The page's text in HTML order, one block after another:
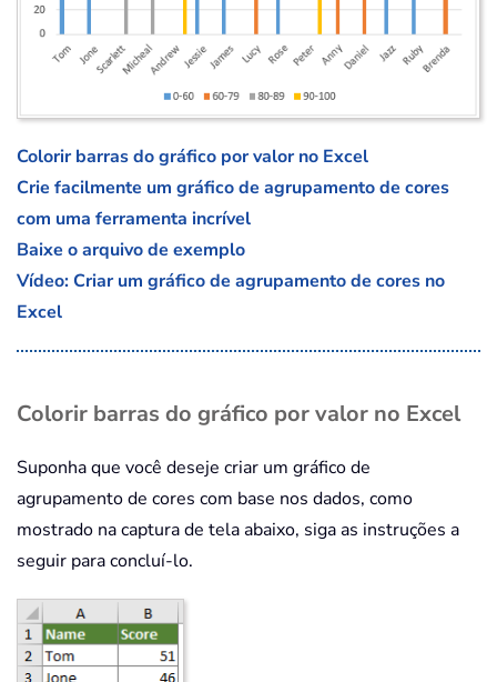
Colorir barras do gráfico por valor no Excel
Crie facilmente um gráfico de agrupamento de cores
com uma ferramenta incrível
Baixe o arquivo de exemplo
Vídeo: Criar um gráfico de agrupamento de cores no
Excel
Colorir barras do gráfico por valor no Excel
Suponha que você deseje criar um gráfico de
agrupamento de cores com base nos dados, como
mostrado na captura de tela abaixo, siga as instruções a
seguir para concluí-lo.